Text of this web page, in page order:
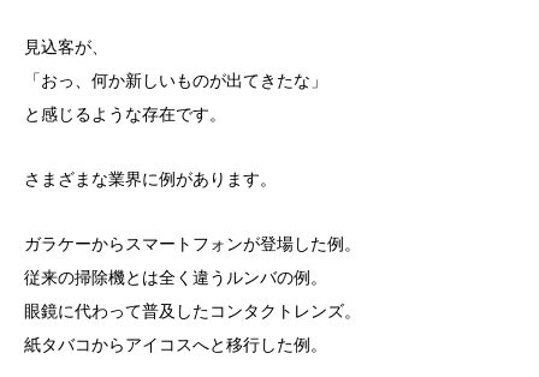
見込客が、
「おっ、何か新しいものが出てきたな」
と感じるような存在です。
さまざまな業界に例があります。
ガラケーからスマートフォンが登場した例。
従来の掃除機とは全く違うルンバの例。
眼鏡に代わって普及したコンタクトレンズ。
紙タバコからアイコスへと移行した例。